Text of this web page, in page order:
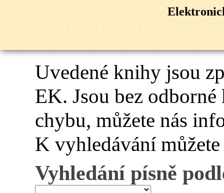
Uvedené knihy jsou
EK. Jsou bez
chybu, můžete nás
K vyhledávání
Vyhledání písně